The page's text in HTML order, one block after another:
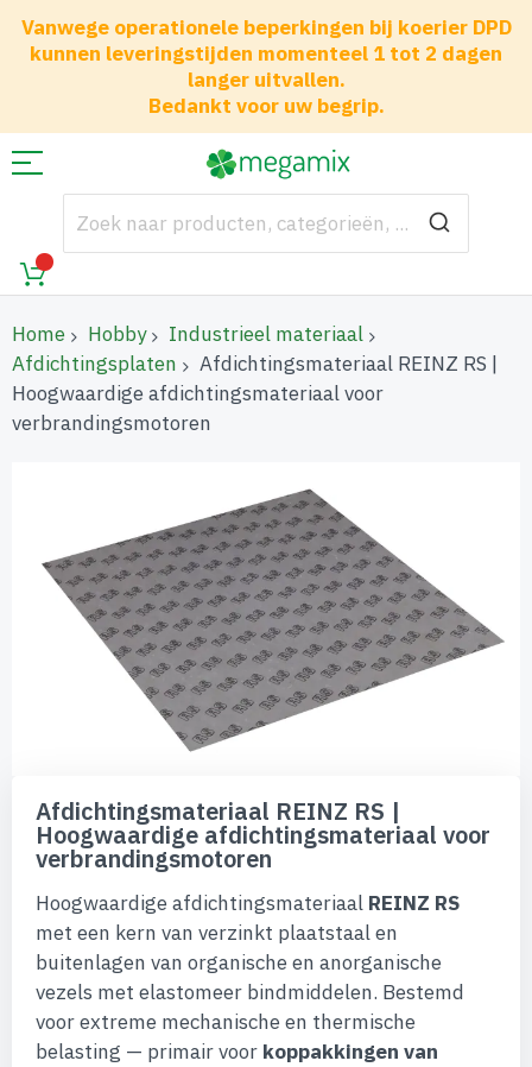
Vanwege operationele beperkingen bij koerier DPD
kunnen leveringstijden momenteel 1 tot 2 dagen
langer uitvallen.
Bedankt voor uw begrip.
Home Hobby
Industrieel materiaal
Afdichtingsplaten
Afdichtingsmateriaal REINZ RS |
Hoogwaardige afdichtingsmateriaal voor
verbrandingsmotoren
afbeeldingen-
naar
begin
afbeeldingen-
gallerij
Afdichtingsmateriaal REINZ RS |
Hoogwaardige afdichtingsmateriaal voor
verbrandingsmotoren
Hoogwaardige afdichtingsmateriaal REINZ RS
met een kern van verzinkt plaatstaal en
buitenlagen van organische en anorganische
vezels met elastomeer bindmiddelen. Bestemd
voor extreme mechanische en thermische
belasting — primair voor koppakkingen van